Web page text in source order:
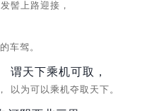
髻上路迎接，
车驾。
谓天下乘机可取，
以为可以乘机夺取天下。